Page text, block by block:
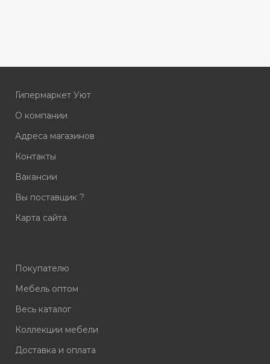
Гипермаркет Уют
О компании
Адреса магазинов
Контакты
Вакансии
Вы поставщик ?
Карта сайта
Покупателю
Мебель оптом
Весь каталог
Коллекции мебели
Доставка и оплата